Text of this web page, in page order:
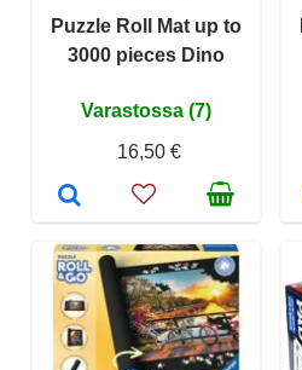
Puzzle Roll Mat up to
3000 pieces Dino
Varastossa (7)
16,50 €